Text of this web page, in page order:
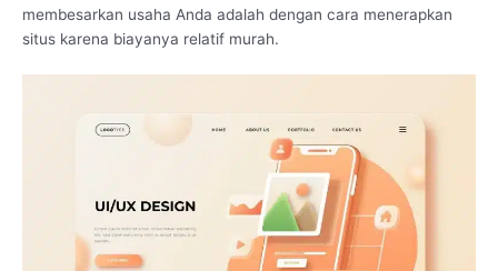
membesarkan usaha Anda adalah dengan cara menerapkan
situs karena biayanya relatif murah.